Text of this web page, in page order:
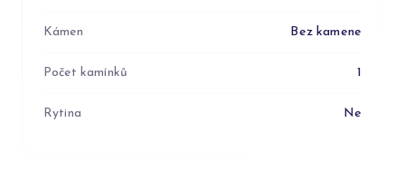
Kámen Bez kamene
Počet kamínků 1
Rytina Ne